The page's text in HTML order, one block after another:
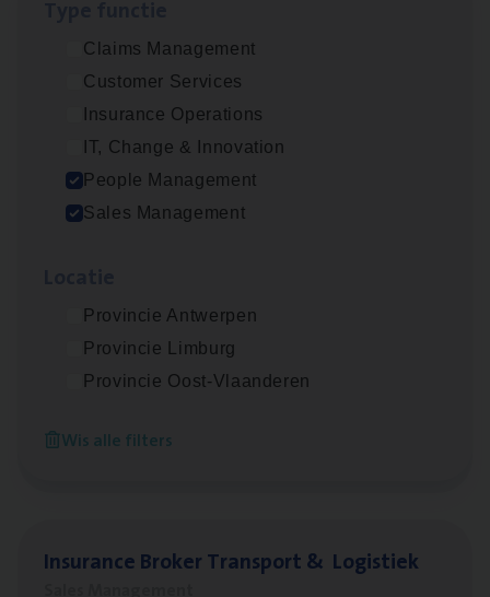
Claims Management
Customer Services
Insurance Operations
IT, Change & Innovation
People Management
Sales Management
Provincie Antwerpen
Provincie Limburg
Provincie Oost-Vlaanderen
Wis alle filters
Insu­ran­ce Bro­kerKMO
Antwerpen
Cor­po­ra­te Insu­ran­ce Bro­ker Property
Busi­ness Mana­ger Mari­ne Cargo
Antwerpen
Insu­ran­ce Bro­ker Trans­port& Logistiek